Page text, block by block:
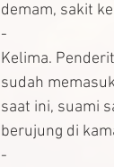
demam, sakit
-
Kelima.
sudah
saat ini, suami
berujung di
-